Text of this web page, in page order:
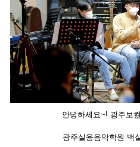
안녕하세요~! 광주보
광주실용음악학원 백